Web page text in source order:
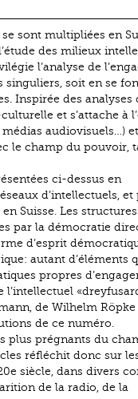
sont multipliées en
des milieux
l’analyse de
singuliers, soit en se
Inspirée des analyses
et s’attache à
audiovisuels…)
le champ du pouvoir,
ci-dessus en
d’intellectuels, et
Suisse. Les structures
par la démocratie
d’esprit
autant d’éléments
propres
de Wilhelm Röpke
de ce numéro.
plus prégnants du
réfléchit donc sur
siècle, dans divers
de la radio, de la